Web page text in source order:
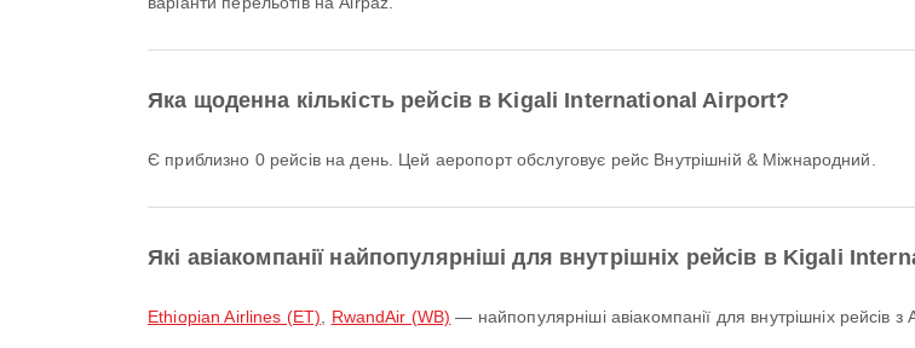
Яка щоденна кількість рейсів в Kigali International Airport?
Є приблизно 0 рейсів на день. Цей аеропорт обслуговує рейс Внутрішній & Міжнародний.
Які авіакомпанії найпопулярніші для внутрішніх рейсів в Kigali
Ethiopian Airlines (ET) RwandAir (WB) — найпопулярніші авіакомпанії для внутрішніх рейсів з